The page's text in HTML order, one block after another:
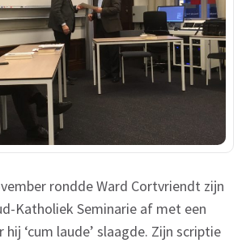
rondde Ward Cortvriendt zijn
Katholiek Seminarie af met een
‘cum laude’ slaagde. Zijn scriptie